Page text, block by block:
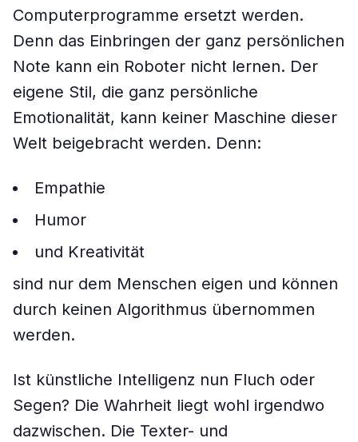
Computerprogramme ersetzt werden.
Denn das Einbringen der ganz persönlichen
Note kann ein Roboter nicht lernen. Der
eigene Stil, die ganz persönliche
Emotionalität, kann keiner Maschine dieser
Welt beigebracht werden. Denn:
Empathie
Humor
und Kreativität
sind nur dem Menschen eigen und können
durch keinen Algorithmus übernommen
werden.
Ist künstliche Intelligenz nun Fluch oder
Segen? Die Wahrheit liegt wohl irgendwo
dazwischen. Die Texter- und